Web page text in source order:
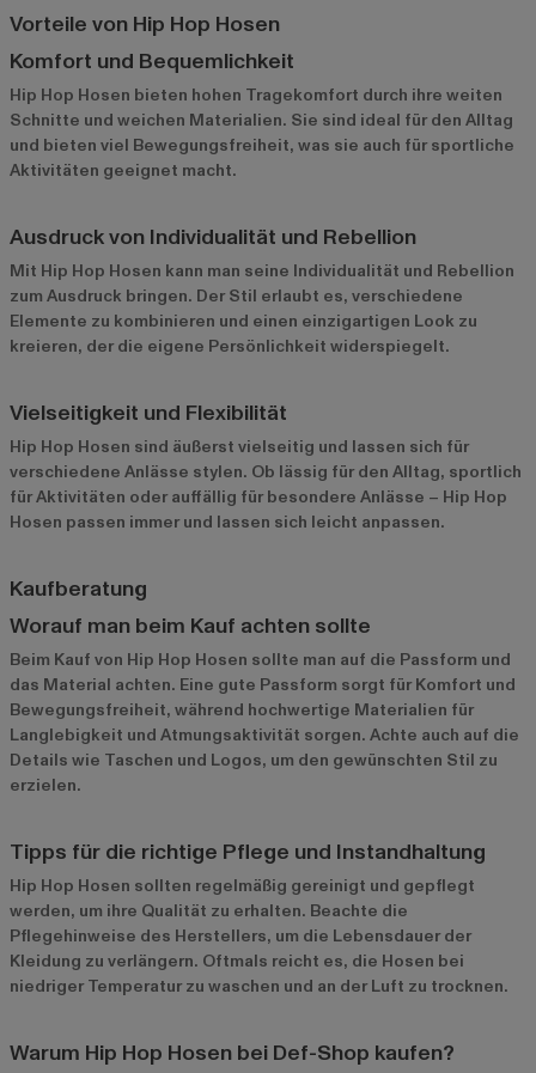
Vorteile von Hip Hop Hosen
Komfort und Bequemlichkeit
Hip Hop Hosen bieten hohen Tragekomfort durch ihre weiten
Schnitte und weichen Materialien. Sie sind ideal für den Alltag
und bieten viel Bewegungsfreiheit, was sie auch für sportliche
Aktivitäten geeignet macht.
Ausdruck von Individualität und Rebellion
Mit Hip Hop Hosen kann man seine Individualität und Rebellion
zum Ausdruck bringen. Der Stil erlaubt es, verschiedene
Elemente zu kombinieren und einen einzigartigen Look zu
kreieren, der die eigene Persönlichkeit widerspiegelt.
Vielseitigkeit und Flexibilität
Hip Hop Hosen sind äußerst vielseitig und lassen sich für
verschiedene Anlässe stylen. Ob lässig für den Alltag, sportlich
für Aktivitäten oder auffällig für besondere Anlässe – Hip Hop
Hosen passen immer und lassen sich leicht anpassen.
Kaufberatung
Worauf man beim Kauf achten sollte
Beim Kauf von Hip Hop Hosen sollte man auf die Passform und
das Material achten. Eine gute Passform sorgt für Komfort und
Bewegungsfreiheit, während hochwertige Materialien für
Langlebigkeit und Atmungsaktivität sorgen. Achte auch auf die
Details wie Taschen und Logos, um den gewünschten Stil zu
erzielen.
Tipps für die richtige Pflege und Instandhaltung
Hip Hop Hosen sollten regelmäßig gereinigt und gepflegt
werden, um ihre Qualität zu erhalten. Beachte die
Pflegehinweise des Herstellers, um die Lebensdauer der
Kleidung zu verlängern. Oftmals reicht es, die Hosen bei
niedriger Temperatur zu waschen und an der Luft zu trocknen.
Warum Hip Hop Hosen bei Def-Shop kaufen?